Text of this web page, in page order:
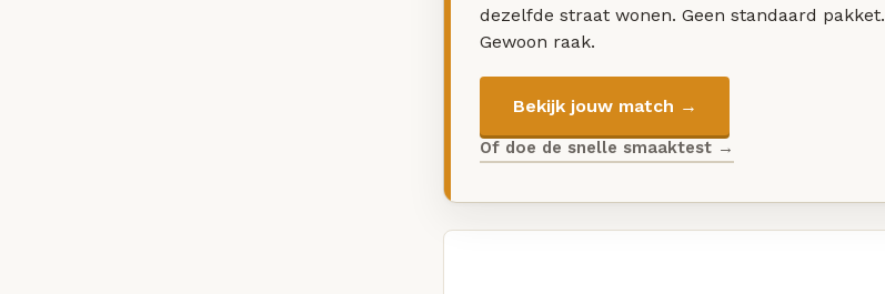
dezelfde straat wonen. Geen standaard pakket.
Gewoon raak.
Bekijk jouw match →
Of doe de snelle smaaktest →